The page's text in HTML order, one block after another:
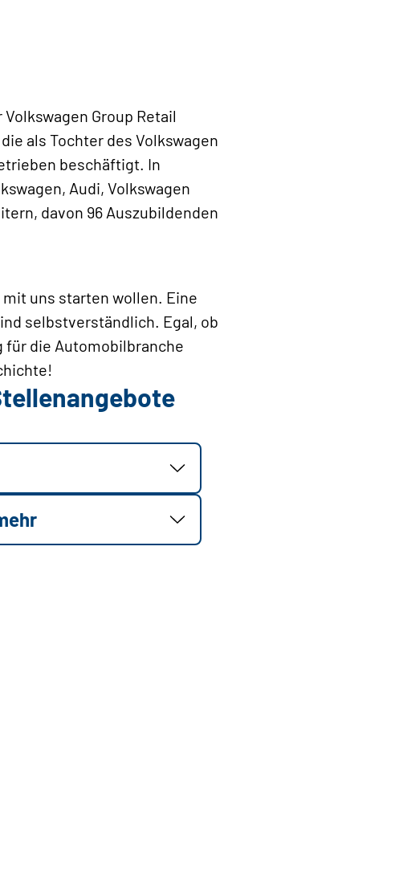
Group Retail
als Tochter des Volkswagen
beschäftigt. In
Audi, Volkswagen
davon 96 Auszubildenden
uns starten wollen. Eine
selbstverständlich. Egal, ob
für die Automobilbranche